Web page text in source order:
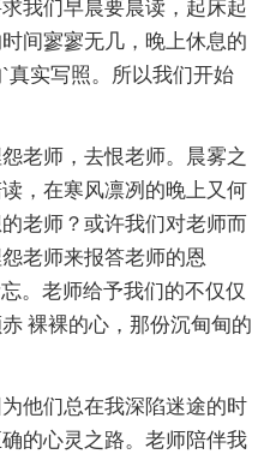
我们早晨要晨读，起床起
间寥寥无几，晚上休息的
真实写照。所以我们开始
老师，去恨老师。晨雾之
，在寒风凛冽的晚上又何
老师？或许我们对老师而
老师来报答老师的恩
。老师给予我们的不仅仅
裸裸的心，那份沉甸甸的
他们总在我深陷迷途的时
的心灵之路。老师陪伴我